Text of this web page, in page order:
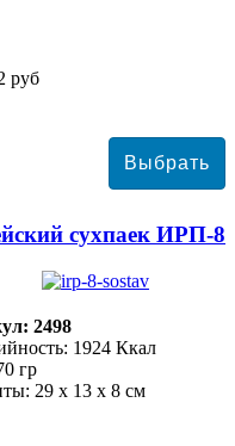
руб
сухпаек ИРП-8
2498
1924 Ккал
гр
29 х 13 х 8 см